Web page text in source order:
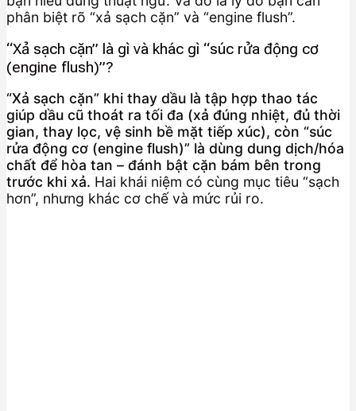
phân biệt rõ “xả sạch cặn” và “engine flush”.
“Xả sạch cặn” là gì và khác gì “súc rửa động cơ
(engine flush)”?
“Xả sạch cặn” khi thay dầu là tập hợp thao tác
giúp dầu cũ thoát ra tối đa (xả đúng nhiệt, đủ thời
gian, thay lọc, vệ sinh bề mặt tiếp xúc), còn “súc
rửa động cơ (engine flush)” là dùng dung dịch/hóa
chất để hòa tan – đánh bật cặn bám bên trong
trước khi xả. Hai khái niệm có cùng mục tiêu “sạch
hơn”, nhưng khác cơ chế và mức rủi ro.